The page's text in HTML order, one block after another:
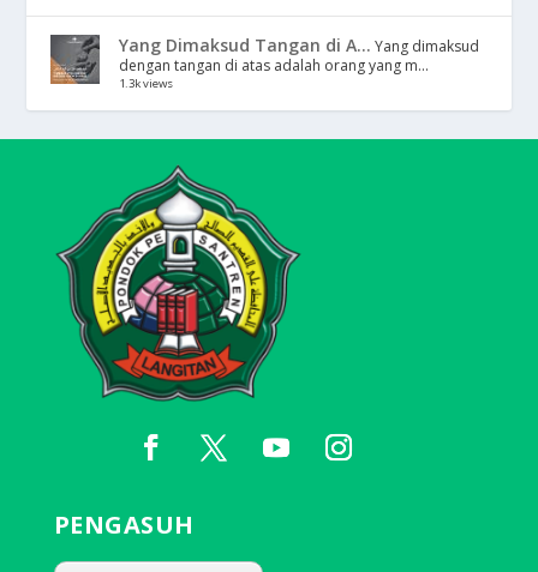
Yang Dimaksud Tangan di A... Yang dimaksud
dengan tangan di atas adalah orang yang m...
1.3k views
PENGASUH